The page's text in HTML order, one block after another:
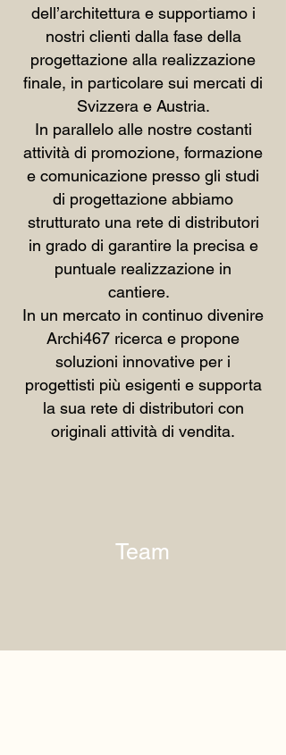
dell’architettura e supportiamo i
nostri clienti dalla fase della
progettazione alla realizzazione
finale, in particolare sui mercati di
Svizzera e Austria.
In parallelo alle nostre costanti
attività di promozione, formazione
e comunicazione presso gli studi
di progettazione abbiamo
strutturato una rete di distributori
in grado di garantire la precisa e
puntuale realizzazione in
cantiere.
In un mercato in continuo divenire
Archi467 ricerca e propone
soluzioni innovative per i
progettisti più esigenti e supporta
la sua rete di distributori con
originali attività di vendita.
Team